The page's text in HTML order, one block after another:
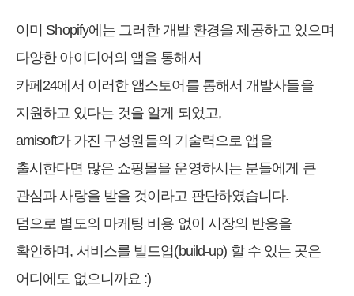
이미 Shopify에는 그러한 개발 환경을 제공하고 있으며
다양한 아이디어의 앱을 통해서
카페24에서 이러한 앱스토어를 통해서 개발사들을
지원하고 있다는 것을 알게 되었고,
amisoft가 가진 구성원들의 기술력으로 앱을
출시한다면 많은 쇼핑몰을 운영하시는 분들에게 큰
관심과 사랑을 받을 것이라고 판단하였습니다.
덤으로 별도의 마케팅 비용 없이 시장의 반응을
확인하며, 서비스를 빌드업(build-up) 할 수 있는 곳은
어디에도 없으니까요 :)